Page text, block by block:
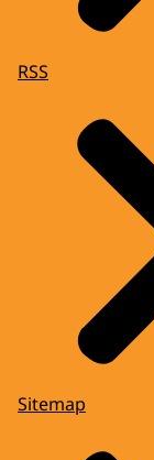
RSS
Sitemap